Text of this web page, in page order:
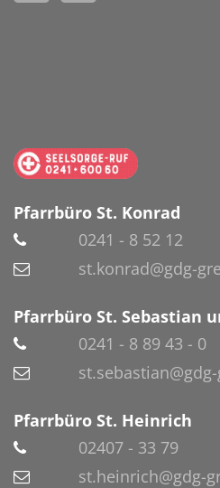
Pfarrbüro St. Konrad
0241 - 8 52 12
st.konrad@gdg-
Pfarrbüro St. Sebastian
0241 - 8 89 43 - 0
Pfarrbüro St. Heinrich
02407 - 33 79
st.heinrich@gdg-